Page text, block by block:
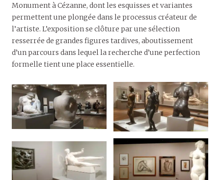
Monument à Cézanne, dont les esquisses et variantes
permettent une plongée dans le processus créateur de
l’artiste. L’exposition se clôture par une sélection
resserrée de grandes figures tardives, aboutissement
d’un parcours dans lequel la recherche d’une perfection
formelle tient une place essentielle.